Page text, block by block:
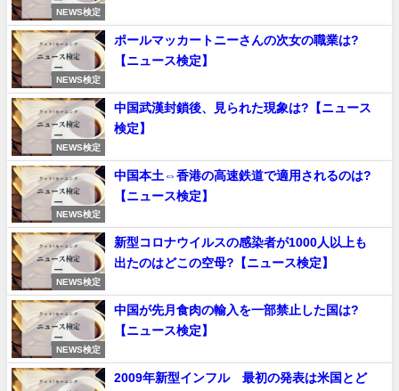
NEWS検定
NEWS検定
ポールマッカートニーさんの次女の職業は?
【ニュース検定】
NEWS検定
中国武漢封鎖後、見られた現象は?【ニュース
検定】
NEWS検定
中国本土⇔香港の高速鉄道で適用されるのは?
【ニュース検定】
NEWS検定
新型コロナウイルスの感染者が1000人以上も
出たのはどこの空母?【ニュース検定】
NEWS検定
中国が先月食肉の輸入を一部禁止した国は?
【ニュース検定】
2009年新型インフル 最初の発表は米国とど